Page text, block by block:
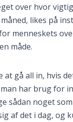
over hvor
likes på
menneskets
måde.
at gå all in, hvis
har brug for
sådan noget
af det i dag, og